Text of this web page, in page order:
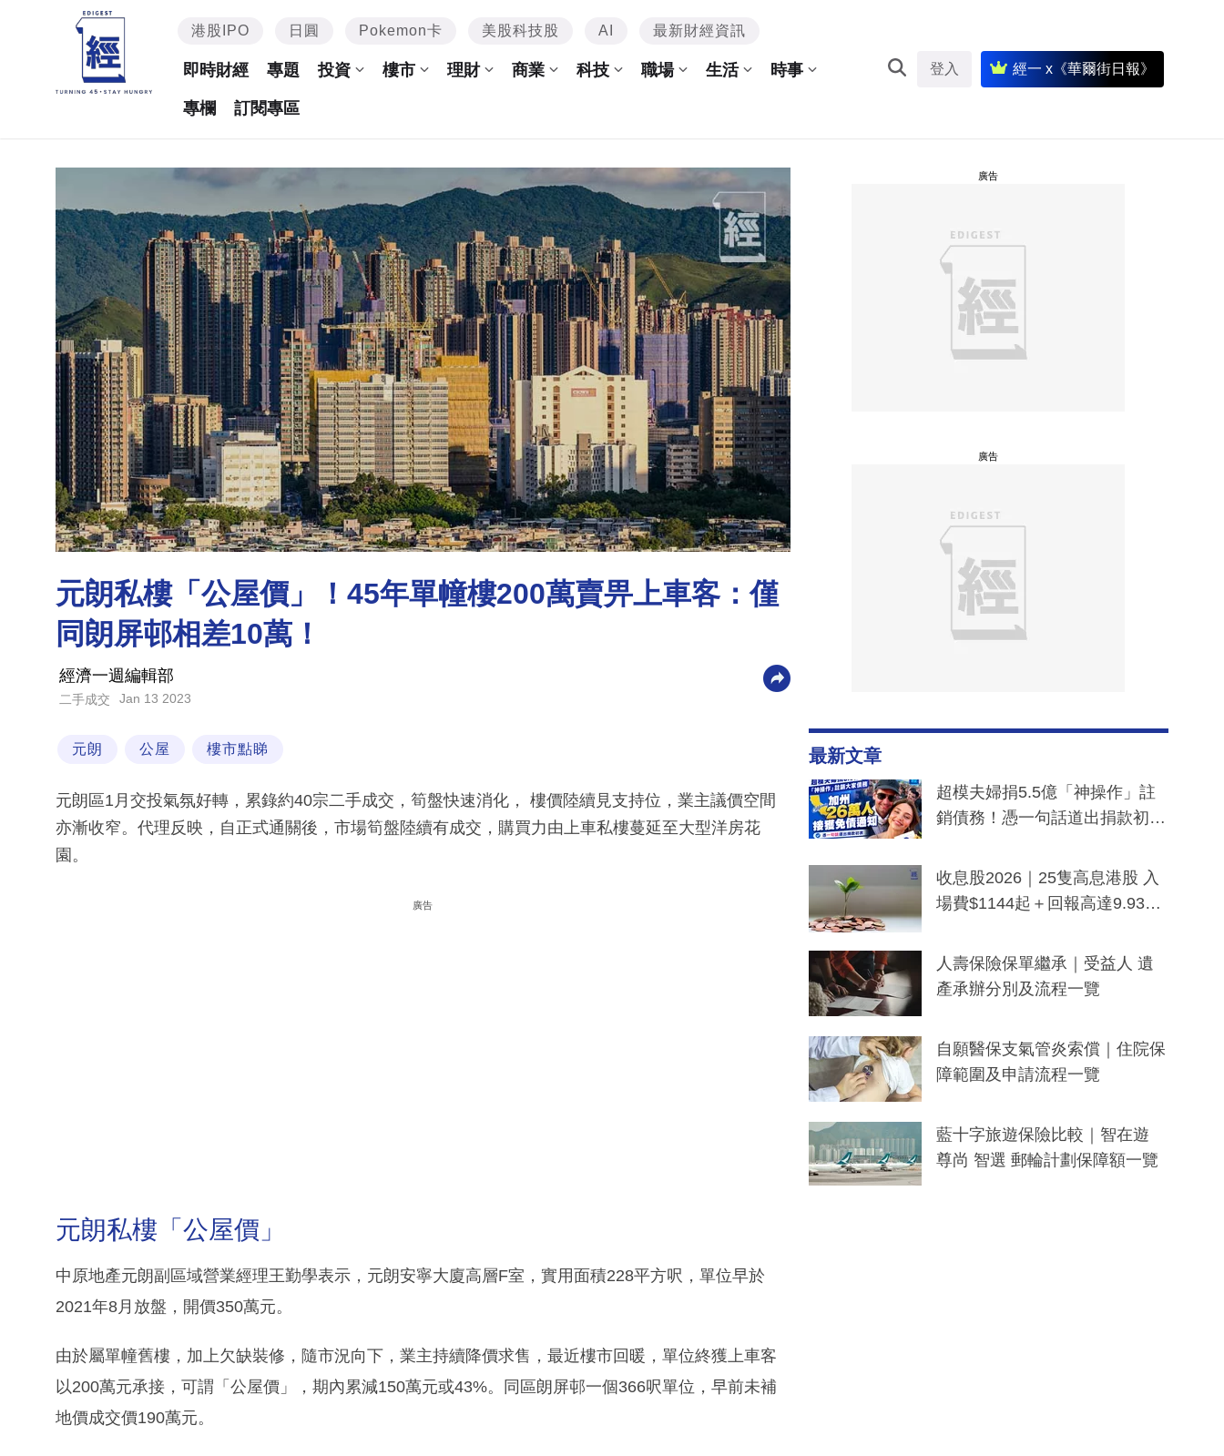
港股IPO 日圓 Pokemon卡 美股科技股 AI 最新財經資訊
即時財經 專題 投資 樓市 理財 商業 科技 職場 生活 時事
專欄 訂閱專區
登入 經一 x《華爾街日報》
元朗私樓「公屋價」！45年單幢樓200萬賣畀上車客：僅
同朗屏邨相差10萬！
經濟一週編輯部
二手成交 Jan 13 2023
元朗 公屋 樓市點睇
元朗區1月交投氣氛好轉，累錄約40宗二手成交，筍盤快速消化， 樓價陸續見支持位，業主議價空間
亦漸收窄。代理反映，自正式通關後，市場筍盤陸續有成交，購買力由上車私樓蔓延至大型洋房花
園。
廣告
元朗私樓「公屋價」
中原地產元朗副區域營業經理王勤學表示，元朗安寧大廈高層F室，實用面積228平方呎，單位早於
2021年8月放盤，開價350萬元。
由於屬單幢舊樓，加上欠缺裝修，隨市況向下，業主持續降價求售，最近樓市回暖，單位終獲上車客
以200萬元承接，可謂「公屋價」，期內累減150萬元或43%。同區朗屏邨一個366呎單位，早前未補
地價成交價190萬元。
廣告
廣告
最新文章
超模夫婦捐5.5億「神操作」註
銷債務！憑一句話道出捐款初
一度被誤當詐騙手段
收息股2026｜25隻高息港股 入
場費$1144起＋回報高達9.93
人壽保險保單繼承｜受益人 遺
產承辦分別及流程一覽
自願醫保支氣管炎索償｜住院保
障範圍及申請流程一覽
藍十字旅遊保險比較｜智在遊
尊尚 智選 郵輪計劃保障額一覽